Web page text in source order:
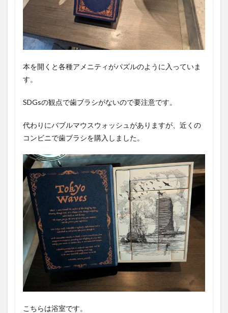
本を開くと各種アメニティがパズルのように入っていま
す。
SDGsの観点で歯ブラシがないので要注意です。
代わりにバブルマウスウォッシュがありますが、近くの
コンビニで歯ブラシを購入しました。
こちらは浴室です。